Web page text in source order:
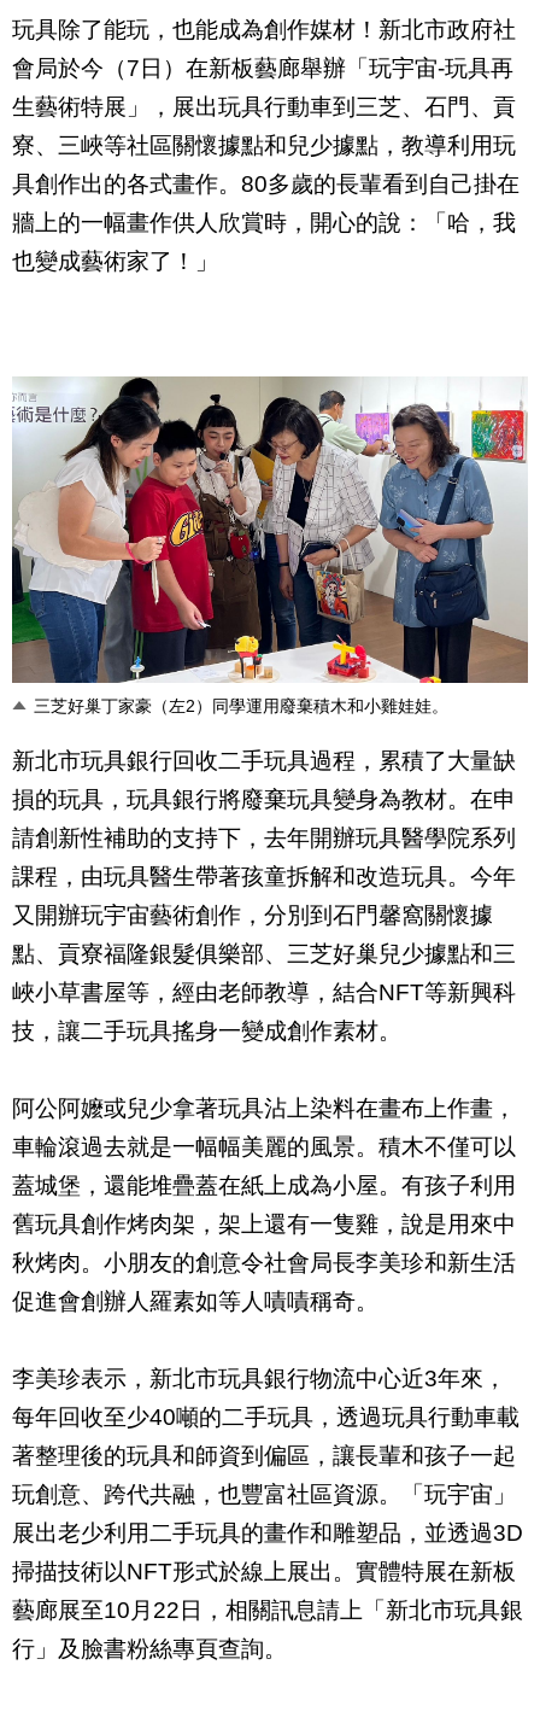
玩具除了能玩，也能成為創作媒材！新北市政府社
會局於今（7 日）在新板藝廊舉辦「玩宇宙-玩具再
生藝術特展」，展出玩具行動車到三芝、石門、貢
寮、三峽等社區關懷據點和兒少據點，教導利用玩
具創作出的各式畫作。 80多歲的長輩看到自己掛在
牆上的一幅畫作供人欣賞時，開心的說：「哈，我
也變成藝術家了！」
三芝好巢丁家豪（左2）同學運用廢棄積木和小雞娃娃。
新北市玩具銀行回收二手玩具過程，累積了大量缺
損的玩具，玩具銀行將廢棄玩具變身為教材。在申
請創新性補助的支持下，去年開辦玩具醫學院系列
課程，由玩具醫生帶著孩童拆解和改造玩具。今年
又開辦玩宇宙藝術創作，分別到石門馨窩關懷據
點、貢寮福隆銀髮俱樂部、三芝好巢兒少據點和三
峽小草書屋等，經由老師教導，結合NFT等新興科
技，讓二手玩具搖身一變成創作素材。
阿公阿嬤或兒少拿著玩具沾上染料在畫布上作畫，
車輪滾過去就是一幅幅美麗的風景。積木不僅可以
蓋城堡，還能堆疊蓋在紙上成為小屋。有孩子利用
舊玩具創作烤肉架，架上還有一隻雞，說是用來中
秋烤肉。小朋友的創意令社會局長李美珍和新生活
促進會創辦人羅素如等人嘖嘖稱奇。
李美珍表示，新北市玩具銀行物流中心近3年來，
每年回收至少40噸的二手玩具，透過玩具行動車載
著整理後的玩具和師資到偏區，讓長輩和孩子一起
玩創意、跨代共融，也豐富社區資源。「玩宇宙」
展出老少利用二手玩具的畫作和雕塑品，並透過3D
掃描技術以NFT形式於線上展出。實體特展在新板
藝廊展至10 月 22 日，相關訊息請上「新北市玩具銀
行」及臉書粉絲專頁查詢。